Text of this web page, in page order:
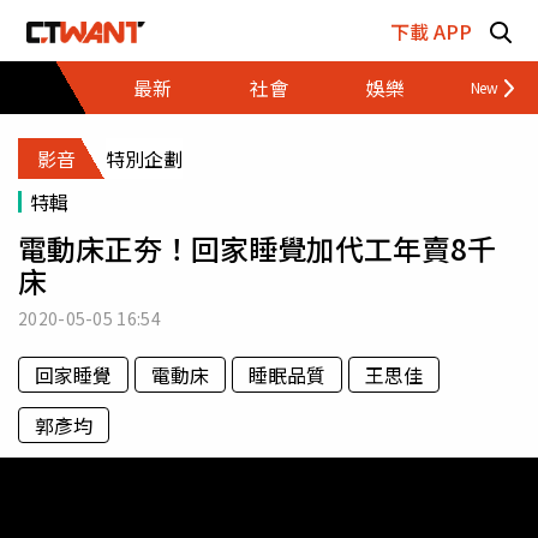
下載 APP
最新
社會 娛樂 財經
影音
特別企劃
特輯
電動床正夯！回家睡覺加代工年賣8千
床
2020-05-05 16:54
回家睡覺 電動床 睡眠品質
王思佳
郭彥均